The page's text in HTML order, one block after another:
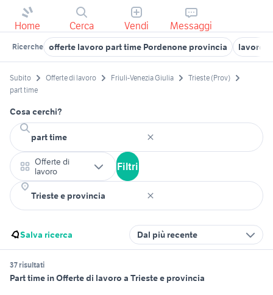
Home Cerca Vendi Messaggi
Ricerche offerte lavoro part time Pordenone provincia lavoro
Subito Offerte di lavoro Friuli-Venezia Giulia
Trieste (Prov)
part time
Cosa cerchi?
Offerte di
lavoro
Filtri
Salva ricerca Dal più recente
37 risultati
Part time in Offerte di lavoro a Trieste e provincia